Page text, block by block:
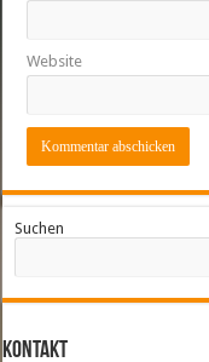
Website
Suchen
Kontakt